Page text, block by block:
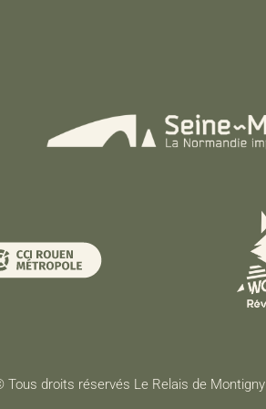
Tous droits réservés Le Relais de Montigny